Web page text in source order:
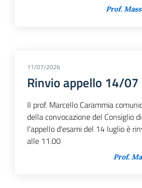
Prof.
11/07/2026
Rinvio appello 14/
Il prof. Marcello Carammia
della convocazione del Consiglio
l'appello d'esami del 14 luglio è
alle 11.00
Prof.